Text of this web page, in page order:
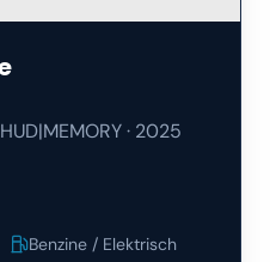
· 2025
Benzine / Elektrisch